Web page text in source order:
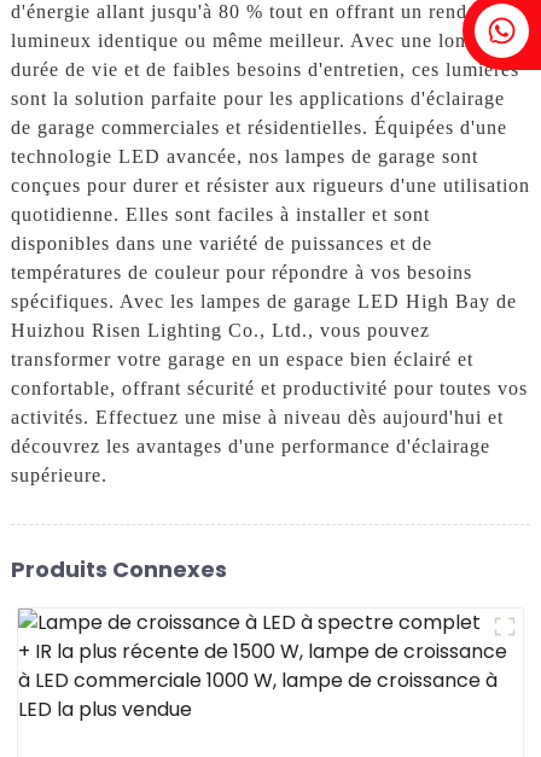
Tobin : +86 18818667168
d'énergie allant jusqu'à 80 % tout en offrant un rendement
lumineux identique ou même meilleur. Avec une longue
durée de vie et de faibles besoins d'entretien, ces lumières
sont la solution parfaite pour les applications d'éclairage
de garage commerciales et résidentielles. Équipées d'une
technologie LED avancée, nos lampes de garage sont
conçues pour durer et résister aux rigueurs d'une utilisation
quotidienne. Elles sont faciles à installer et sont
disponibles dans une variété de puissances et de
températures de couleur pour répondre à vos besoins
spécifiques. Avec les lampes de garage LED High Bay de
Huizhou Risen Lighting Co., Ltd., vous pouvez
transformer votre garage en un espace bien éclairé et
confortable, offrant sécurité et productivité pour toutes vos
activités. Effectuez une mise à niveau dès aujourd'hui et
découvrez les avantages d'une performance d'éclairage
supérieure.
Produits Connexes